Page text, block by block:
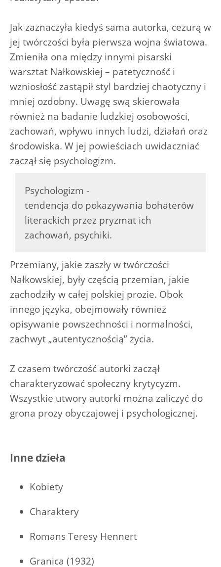
Jak zaznaczyła kiedyś sama autorka, cezurą w
jej twórczości była pierwsza wojna światowa.
Zmieniła ona między innymi pisarski
warsztat Nałkowskiej – patetyczność i
wzniosłość zastąpił styl bardziej chaotyczny i
mniej ozdobny. Uwagę swą skierowała
również na badanie ludzkiej osobowości,
zachowań, wpływu innych ludzi, działań oraz
środowiska. W jej powieściach uwidaczniać
zaczął się psychologizm.
Psychologizm -
tendencja do pokazywania bohaterów
literackich przez pryzmat ich
zachowań, psychiki.
Przemiany, jakie zaszły w twórczości
Nałkowskiej, były częścią przemian, jakie
zachodziły w całej polskiej prozie. Obok
innego języka, obejmowały również
opisywanie powszechności i normalności,
zachwyt „autentycznością” życia.
Z czasem twórczość autorki zaczął
charakteryzować społeczny krytycyzm.
Wszystkie utwory autorki można zaliczyć do
grona prozy obyczajowej i psychologicznej.
Inne dzieła
Kobiety
Charaktery
Romans Teresy Hennert
Granica (1932)